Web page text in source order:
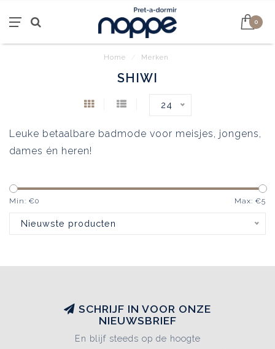
0
Home Merken
SHIWI
24
Leuke betaalbare badmode voor meisjes, jongens,
dames én heren!
Min: €0 Max: €5
Nieuwste producten
SCHRIJF IN VOOR ONZE
NIEUWSBRIEF
En blijf steeds op de hoogte